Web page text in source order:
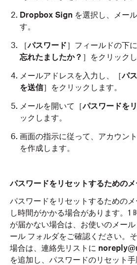
Dropbox Sign を選択し、メー
す。
［パスワード］フィールドの下
忘れたましたか？ ］をクリックし
メールアドレスを入力し、［パ
を送信］をクリックします。
メールを開いて［パスワードを
ックします。
画面の指示に従って、アカウン
を作成します。
パスワードをリセットするための
パスワードをリセットするための
し時間がかかる場合があります。1
が届かない場合は、お使いのメー
ール フォルダをご確認ください。
場合は、連絡先リストに
を追加し、パスワードのリセット